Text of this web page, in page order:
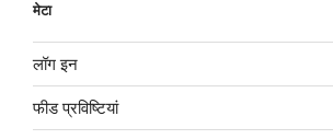
मेटा
लॉग इन
फीड प्रविष्टियां